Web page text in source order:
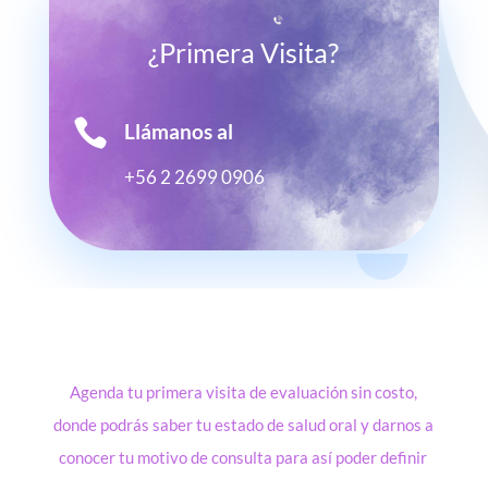
¿Primera Visita?
 Llámanos al
+56 2 2699 0906
Agenda tu primera visita de evaluación sin costo,
donde podrás saber tu estado de salud oral y darnos a
conocer tu motivo de consulta para así poder definir